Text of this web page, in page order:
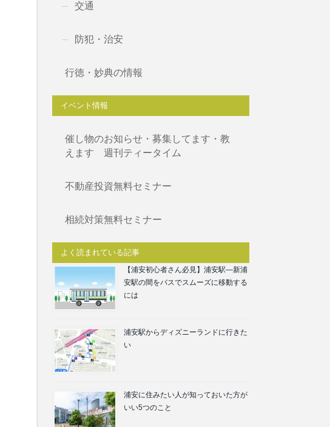
交通
防犯・治安
行徳・妙典の情報
イベント情報
催し物のお知らせ・募集してます・教
えます 週刊ティータイム
不動産投資無料セミナー
相続対策無料セミナー
よく読まれている記事
【浦安初心者さん必見】浦安駅―新浦
安駅の間をバスでスムーズに移動する
には
浦安駅からディズニーランドに行きた
い
浦安に住みたい人が知っておいた方が
いい5つのこと